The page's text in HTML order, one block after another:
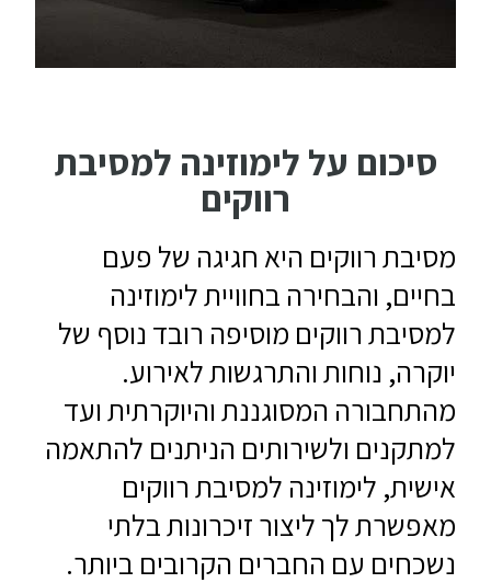
סיכום על לימוזינה למסיבת
רווקים
מסיבת רווקים היא חגיגה של פעם
בחיים, והבחירה בחוויית לימוזינה
למסיבת רווקים מוסיפה רובד נוסף של
יוקרה, נוחות והתרגשות לאירוע.
מהתחבורה המסוגננת והיוקרתית ועד
למתקנים ולשירותים הניתנים להתאמה
אישית, לימוזינה למסיבת רווקים
מאפשרת לך ליצור זיכרונות בלתי
נשכחים עם החברים הקרובים ביותר.